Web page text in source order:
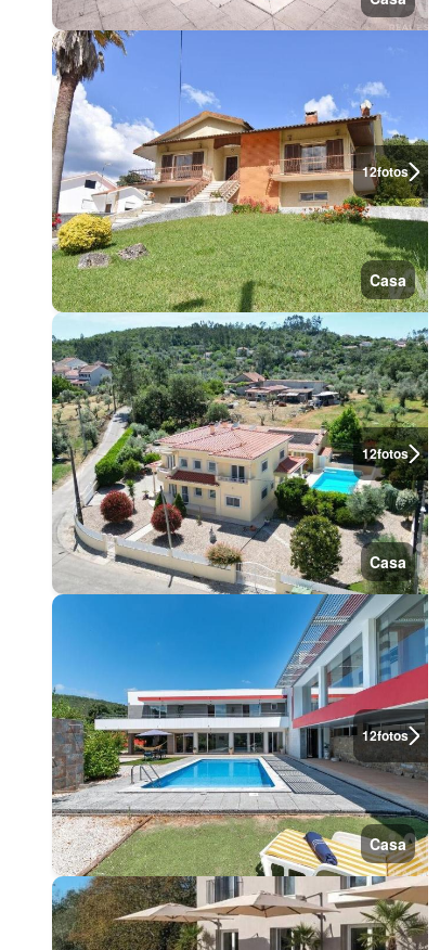
12fotos
Casa
12fotos
Casa
12fotos
Casa